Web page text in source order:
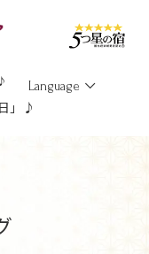
Language
」♪